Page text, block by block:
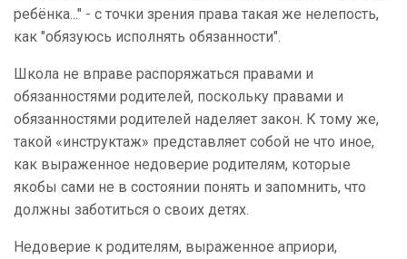
ребёнка..." - с точки зрения права такая же нелепость,
как "обязуюсь исполнять обязанности".
Школа не вправе распоряжаться правами и
обязанностями родителей, поскольку правами и
обязанностями родителей наделяет закон. К тому же,
такой «инструктаж» представляет собой не что иное,
как выраженное недоверие родителям, которые
якобы сами не в состоянии понять и запомнить, что
должны заботиться о своих детях.
Недоверие к родителям, выраженное априори,